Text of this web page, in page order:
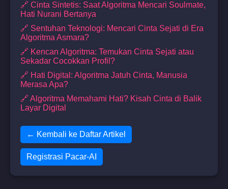
🔗 Cinta Sintetis: Saat Algoritma Mencari Soulmate,
Hati Nurani Bertanya
🔗 Sentuhan Teknologi: Mencari Cinta Sejati di Era
Algoritma Asmara?
🔗 Kencan Algoritma: Temukan Cinta Sejati atau
Sekadar Cocokkan Profil?
🔗 Hati Digital: Algoritma Jatuh Cinta, Manusia
Merasa Apa?
🔗 Algoritma Memahami Hati? Kisah Cinta di Balik
Layar Digital
← Kembali ke Daftar Artikel
Registrasi Pacar-AI